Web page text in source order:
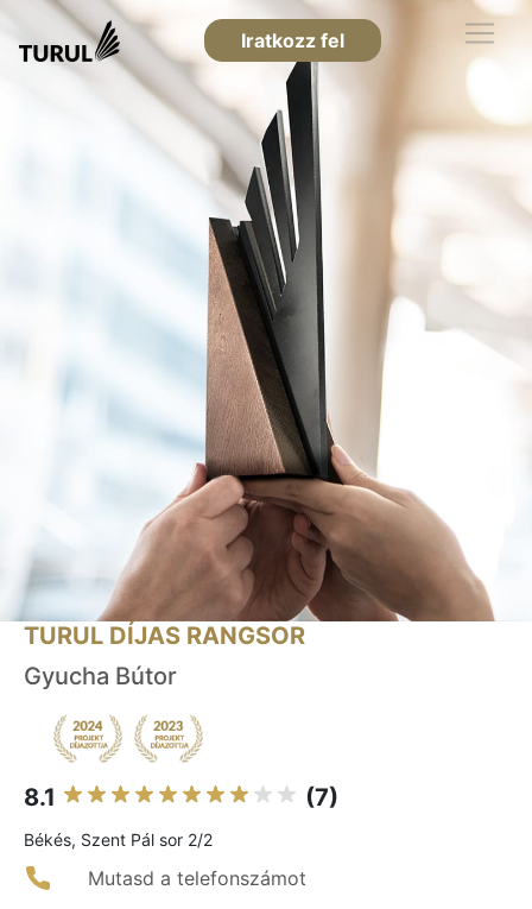
Iratkozz fel
TURUL DÍJAS RANGSOR
Gyucha Bútor
8.1 (7)
Békés, Szent Pál sor 2/2
Mutasd a telefonszámot